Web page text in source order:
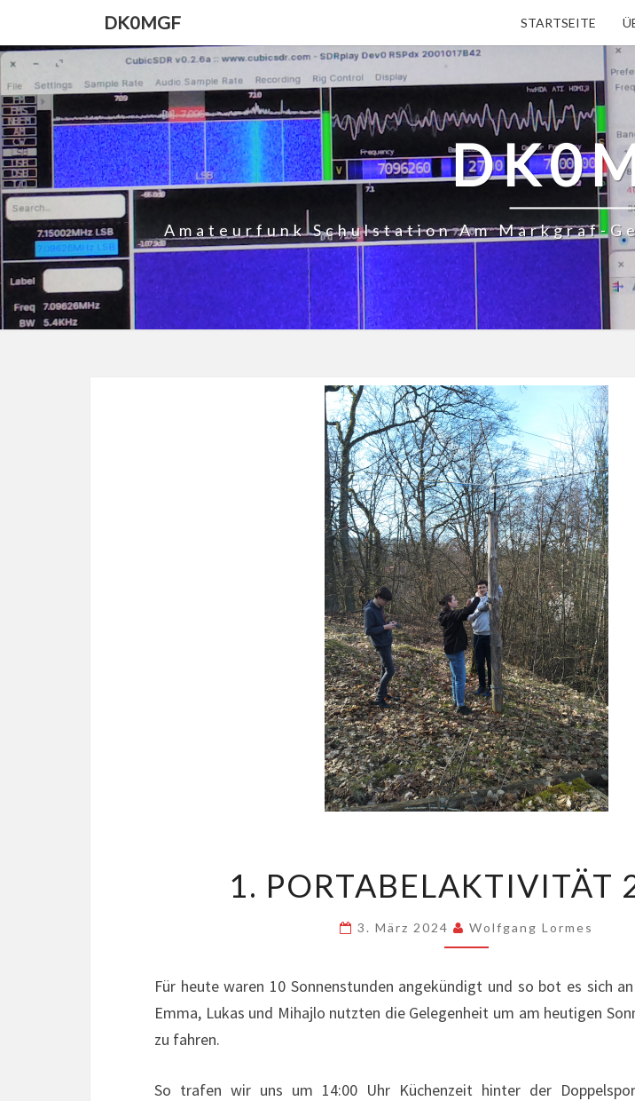
DK0MGF STARTSEITE
Amateurfunk Schulstation Am Markgraf-
1. PORTABELAKTIVITÄT
3. März 2024 Wolfgang Lormes
Für heute waren 10 Sonnenstunden angekündigt und so bot es sich
Emma, Lukas und Mihajlo nutzten die Gelegenheit um am heutigen
zu fahren.
So trafen wir uns um 14:00 Uhr Küchenzeit hinter der